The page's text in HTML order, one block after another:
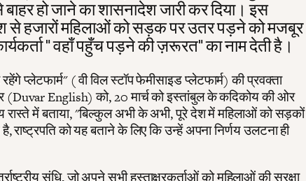
हो जाने का शासनादेश जारी कर दिया। इस
से हजारों महिलाओं को सड़क पर उतर पड़ने को मजबूर
" वहाँ पहुँच पड़ने की ज़रूरत" का नाम देती है।
प्लेटफार्म" ( वी विल स्टॉप फेमीसाइड प्लेटफार्म) की प्रवक्ता
(Duvar English) को, 20 मार्च को इस्तांबुल के कदिकोय की ओर
रास्ते में बताया, "बिल्कुल अभी के अभी, पूरे देश में महिलाओं को सड़कों
को यह बताने के लिए कि उन्हें अपना निर्णय उलटना ही
संधि, जो अपने सभी हस्ताक्षरकर्ताओं को महिलाओं की सुरक्षा